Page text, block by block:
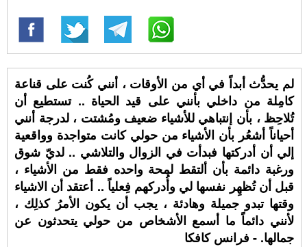
لم يحدُّث أبداً في أي من الأوقات ، أنني كُنت على قناعة
كامِلة من داخلي بأنني على قيد الحياة .. تستطيع أن
تُلاحِظ ، بأن إنتباهي للأشياء ضعيف ومُشتت ، لدرجة أنني
أحياناً أشعُر بأن الأشياء من حولي كانت متواجدة وواقعية
إلي أن أدركتها فبدأت في الزوال والتلاشي .. لديّ شوق
ورغبة دائمة بأن ألتقط لمحة واحده فقط من الأشياء ،
قبل أن تُظهِر نفسها لي وأُدركهم فِعلياً .. أعتقد أن الاشياء
وقتها تبدو جميلة وهادئة ، يجب أن يكون الأمرُ كذلِك ،
لأنني دائماً ما أسمع الأشخاص من حولي يتحدثون عن
جمالها. - فرانس كافكا